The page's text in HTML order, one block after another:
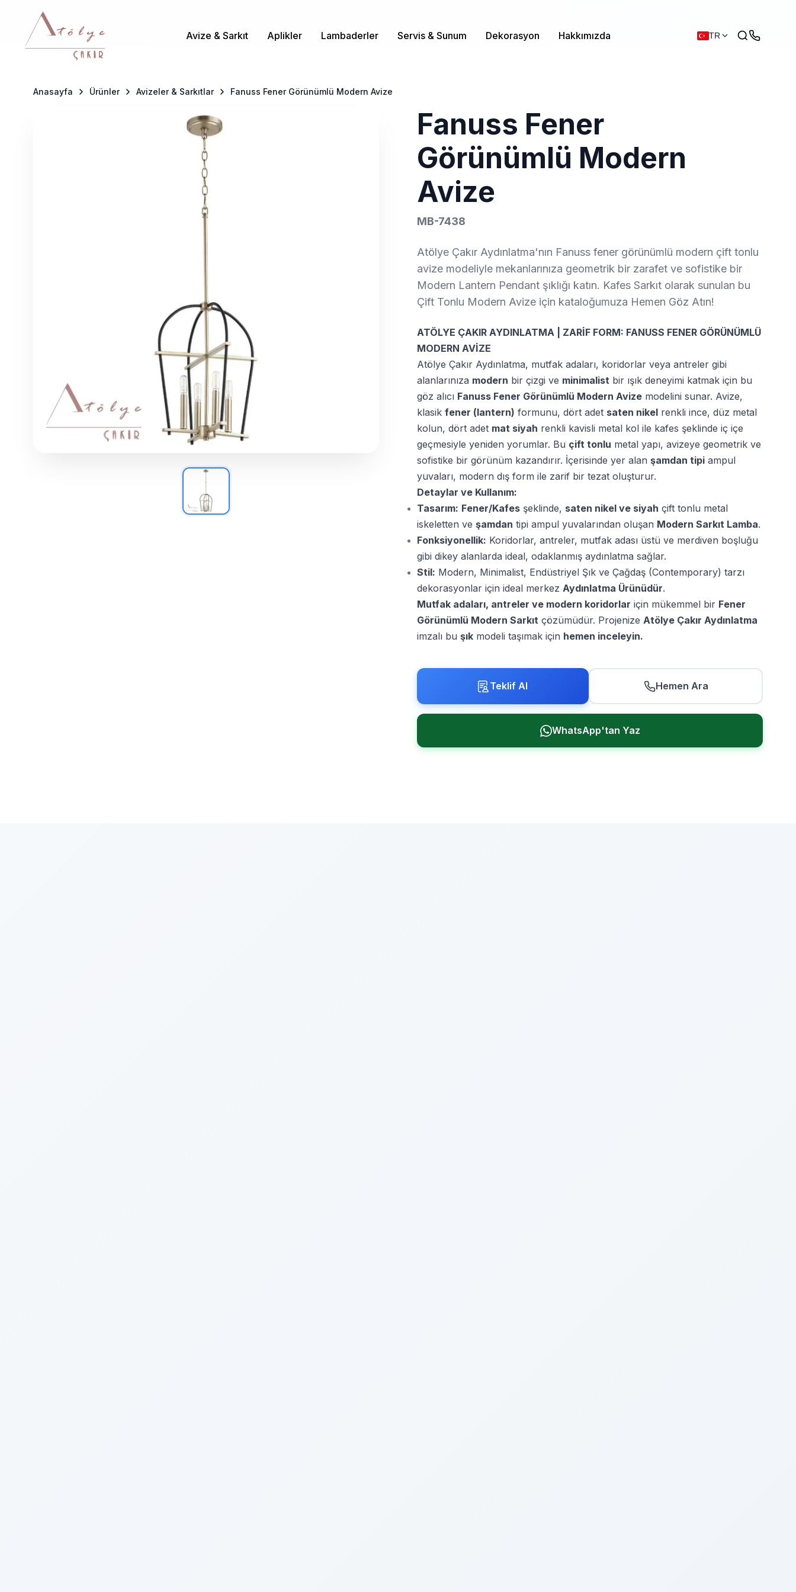
Avize & Sarkıt Aplikler Lambaderler Servis & Sunum Dekorasyon Hakkımızda TR
Anasayfa Ürünler Avizeler & Sarkıtlar Fanuss Fener Görünümlü Modern Avize
Fanuss Fener
Görünümlü Modern
Avize
MB-7438
Atölye Çakır Aydınlatma'nın Fanuss fener görünümlü modern çift tonlu
avize modeliyle mekanlarınıza geometrik bir zarafet ve sofistike bir
Modern Lantern Pendant şıklığı katın. Kafes Sarkıt olarak sunulan bu
Çift Tonlu Modern Avize için kataloğumuza Hemen Göz Atın!
ATÖLYE ÇAKIR AYDINLATMA | ZARİF FORM: FANUSS FENER GÖRÜNÜMLÜ
MODERN AVİZE
Atölye Çakır Aydınlatma, mutfak adaları, koridorlar veya antreler gibi
alanlarınıza modern bir çizgi ve minimalist bir ışık deneyimi katmak için bu
göz alıcı Fanuss Fener Görünümlü Modern Avize modelini sunar. Avize,
klasik fener (lantern) formunu, dört adet saten nikel renkli ince, düz metal
kolun, dört adet mat siyah renkli kavisli metal kol ile kafes şeklinde iç içe
geçmesiyle yeniden yorumlar. Bu çift tonlu metal yapı, avizeye geometrik ve
sofistike bir görünüm kazandırır. İçerisinde yer alan şamdan tipi ampul
yuvaları, modern dış form ile zarif bir tezat oluşturur.
Detaylar ve Kullanım:
Tasarım: Fener/Kafes şeklinde, saten nikel ve siyah çift tonlu metal
iskeletten ve şamdan tipi ampul yuvalarından oluşan Modern Sarkıt Lamba.
Fonksiyonellik: Koridorlar, antreler, mutfak adası üstü ve merdiven boşluğu
gibi dikey alanlarda ideal, odaklanmış aydınlatma sağlar.
Stil: Modern, Minimalist, Endüstriyel Şık ve Çağdaş (Contemporary) tarzı
dekorasyonlar için ideal merkez Aydınlatma Ürünüdür.
Mutfak adaları, antreler ve modern koridorlar için mükemmel bir Fener
Görünümlü Modern Sarkıt çözümüdür. Projenize Atölye Çakır Aydınlatma
imzalı bu şık modeli taşımak için hemen inceleyin.
Teklif Al Hemen Ara
WhatsApp'tan Yaz